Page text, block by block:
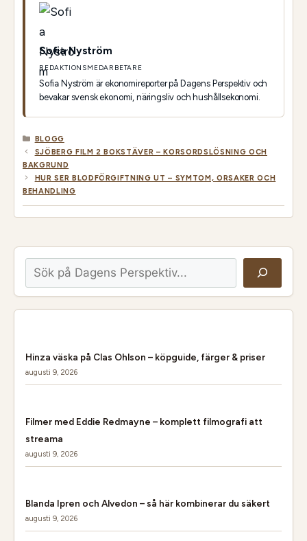
Sofia Nyström
REDAKTIONSMEDARBETARE
Sofia Nyström är ekonomireporter på Dagens Perspektiv och
bevakar svensk ekonomi, näringsliv och hushållsekonomi.
KATEGORIER
BLOGG
SJÖBERG FILM 2 BOKSTÄVER – KORSORDSLÖSNING OCH
BAKGRUND
HUR SER BLODFÖRGIFTNING UT – SYMTOM, ORSAKER OCH
BEHANDLING
Sök
Hinza väska på Clas Ohlson – köpguide, färger & priser
augusti 9, 2026
Filmer med Eddie Redmayne – komplett filmografi att
streama
augusti 9, 2026
Blanda Ipren och Alvedon – så här kombinerar du säkert
augusti 9, 2026